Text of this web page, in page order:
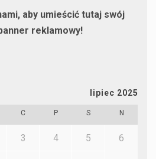
aby umieścić tutaj swój
reklamowy!
lipiec 2025
C P S N
3 4 5 6